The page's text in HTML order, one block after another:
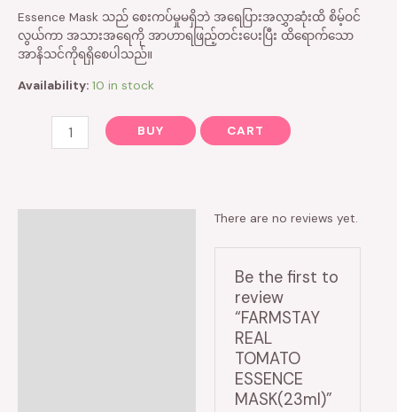
Essence Mask သည် စေးကပ်မှုမရှိဘဲ အရေပြားအလွှာဆုံးထိ စိမ့်ဝင်
လွယ်ကာ အသားအရေကို အာဟာရဖြည့်တင်းပေးပြီး ထိ‌ရောက်သော
အာနိသင်ကိုရရှိစေပါသည်။
Availability: 10 in stock
BUY CART
There are no reviews yet.
Be the first to
review
“FARMSTAY
REAL
TOMATO
ESSENCE
MASK(23ml)”